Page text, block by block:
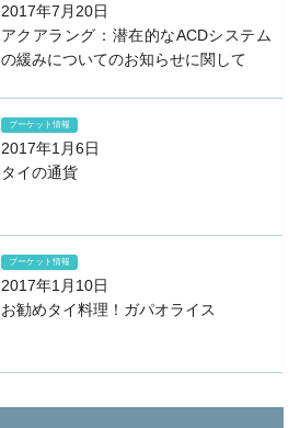
2017年7月20日
アクアラング：潜在的なACDシステム
の緩みについてのお知らせに関して
プーケット情報
2017年1月6日
タイの通貨
プーケット情報
2017年1月10日
お勧めタイ料理！ガパオライス